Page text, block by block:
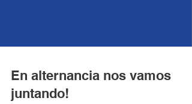
En alternancia nos vamos